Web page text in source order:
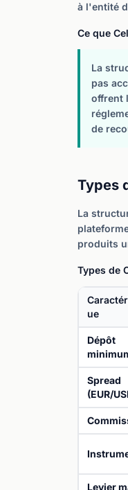
à l'entité
Ce que
La
pas
offrent
de
Types
La
produits
Types de
ue
Dépôt
Spread
(EUR/
Levier